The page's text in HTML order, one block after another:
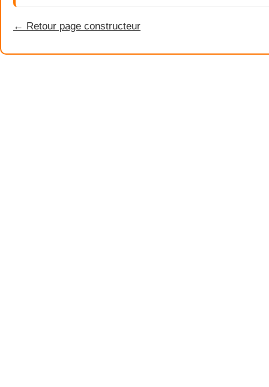
← Retour page constructeur